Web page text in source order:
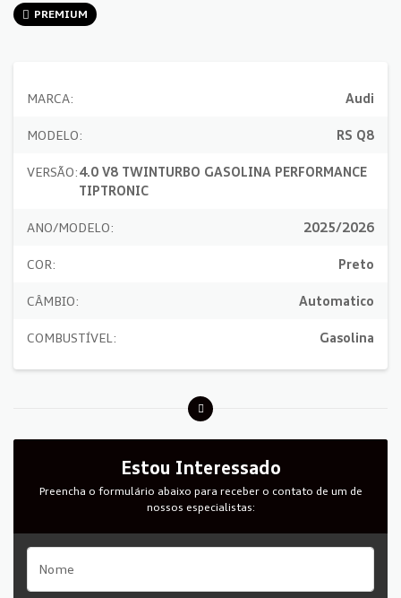
PREMIUM
MARCA: Audi
MODELO: RS Q8
VERSÃO:4.0 V8 TWINTURBO GASOLINA PERFORMANCE
TIPTRONIC
ANO/MODELO: 2025/2026
COR: Preto
CÂMBIO: Automatico
COMBUSTÍVEL: Gasolina
Estou Interessado
Preencha o formulário abaixo para receber o contato de um de
nossos especialistas: